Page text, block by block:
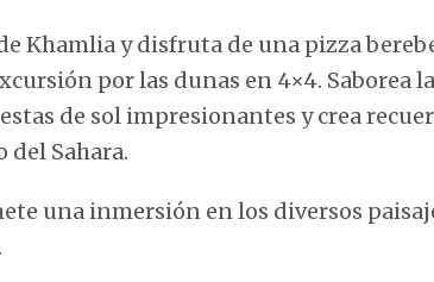
Khamlia y disfruta de una pizza
por las dunas en 4×4. Saborea
de sol impresionantes y crea
Sahara.
una inmersión en los diversos